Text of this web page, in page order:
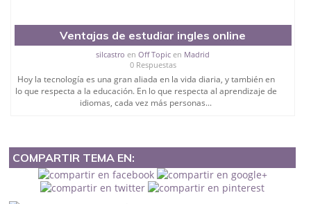
Ventajas de estudiar ingles online
silcastro enOff Topic en Madrid
0 Respuestas
Hoy la tecnología es una gran aliada en la vida diaria, y también en
lo que respecta a la educación. En lo que respecta al aprendizaje de
idiomas, cada vez más personas...
COMPARTIR TEMA EN: